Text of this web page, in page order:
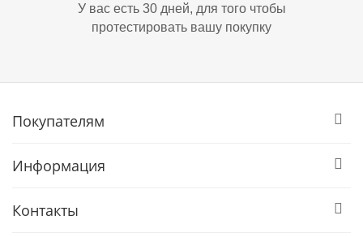
У вас есть 30 дней, для того чтобы
протестировать вашу покупку
Покупателям
Информация
Контакты